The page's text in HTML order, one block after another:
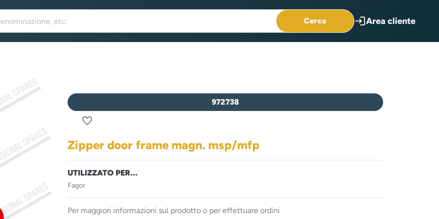
Cerca loginArea cliente
972738
favorite_border
Zipper door frame magn. msp/mfp
UTILIZZATO PER...
Fagor
Per maggiori informazioni sul prodotto o per effettuare ordini